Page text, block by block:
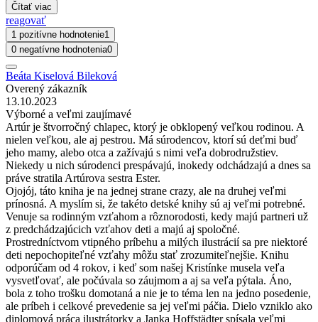
Čítať viac
reagovať
1 pozitívne hodnotenie1
0 negatívne hodnotenia0
Beáta Kiselová Bileková
Overený zákazník
13.10.2023
Výborné a veľmi zaujímavé
Artúr je štvorročný chlapec, ktorý je obklopený veľkou rodinou. A
nielen veľkou, ale aj pestrou. Má súrodencov, ktorí sú deťmi buď
jeho mamy, alebo otca a zažívajú s nimi veľa dobrodružstiev.
Niekedy u nich súrodenci prespávajú, inokedy odchádzajú a dnes sa
práve stratila Artúrova sestra Ester.
Ojojój, táto kniha je na jednej strane crazy, ale na druhej veľmi
prínosná. A myslím si, že takéto detské knihy sú aj veľmi potrebné.
Venuje sa rodinným vzťahom a rôznorodosti, kedy majú partneri už
z predchádzajúcich vzťahov deti a majú aj spoločné.
Prostredníctvom vtipného príbehu a milých ilustrácií sa pre niektoré
deti nepochopiteľné vzťahy môžu stať zrozumiteľnejšie. Knihu
odporúčam od 4 rokov, i keď som našej Kristínke musela veľa
vysvetľovať, ale počúvala so záujmom a aj sa veľa pýtala. Áno,
bola z toho trošku domotaná a nie je to téma len na jedno posedenie,
ale príbeh i celkové prevedenie sa jej veľmi páčia. Dielo vzniklo ako
diplomová práca ilustrátorky a Janka Hoffstädter spísala veľmi